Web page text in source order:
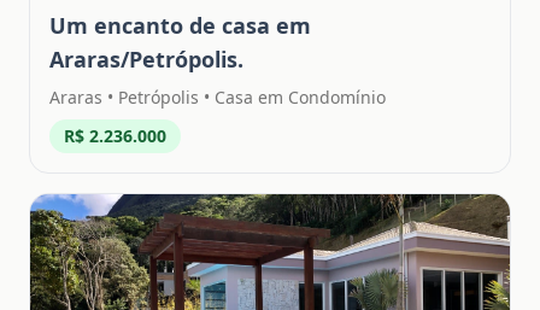
Um encanto de casa em
Araras/Petrópolis.
Araras • Petrópolis • Casa em Condomínio
R$ 2.236.000